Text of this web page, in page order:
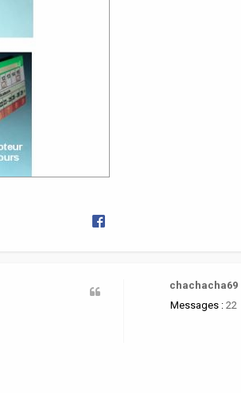
chachacha69
Messages : 22